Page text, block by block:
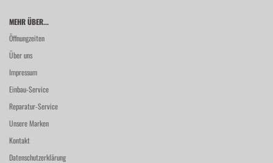
MEHR ÜBER...
Öffnungzeiten
Über uns
Impressum
Einbau-Service
Reparatur-Service
Unsere Marken
Kontakt
Datenschutzerklärung